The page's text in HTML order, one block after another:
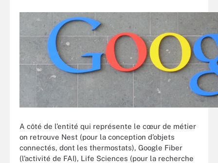
A côté de l’entité qui représente le cœur de métier
on retrouve Nest (pour la conception d’objets
connectés, dont les thermostats), Google Fiber
(l’activité de FAI), Life Sciences (pour la recherche